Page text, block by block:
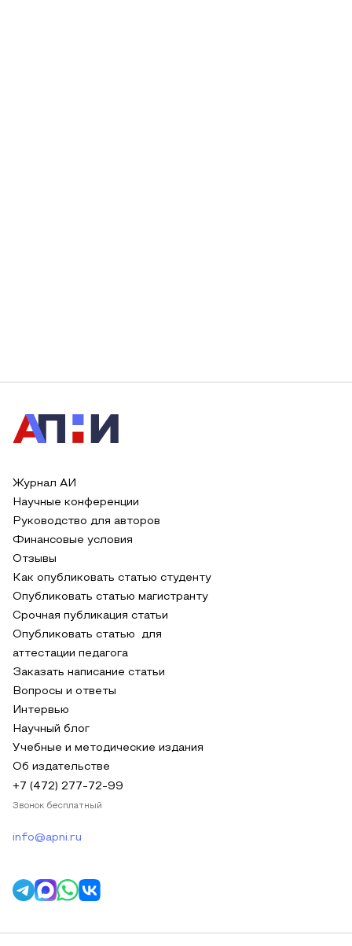
Журнал АИ
Научные конференции
Руководство для авторов
Финансовые условия
Отзывы
Как опубликовать статью студенту
Опубликовать статью магистранту
Срочная публикация статьи
Опубликовать статью для
аттестации педагога
Заказать написание статьи
Вопросы и ответы
Интервью
Научный блог
Учебные и методические издания
Об издательстве
+7 (472) 277-72-99
Звонок бесплатный
info@apni.ru